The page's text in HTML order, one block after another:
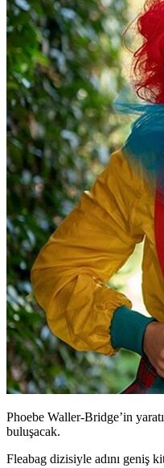
Phoebe Waller-Bridge’in
buluşacak.
Fleabag dizisiyle adını geniş